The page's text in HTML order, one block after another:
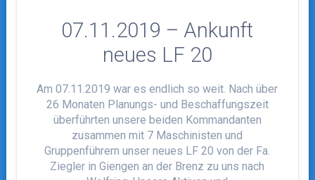
07.11.2019 – Ankunft
neues LF 20
Am 07.11.2019 war es endlich so weit. Nach über
26 Monaten Planungs- und Beschaffungszeit
überführten unsere beiden Kommandanten
zusammen mit 7 Maschinisten und
Gruppenführern unser neues LF 20 von der Fa.
Ziegler in Giengen an der Brenz zu uns nach